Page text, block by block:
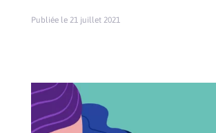
Publiée le 21 juillet 2021